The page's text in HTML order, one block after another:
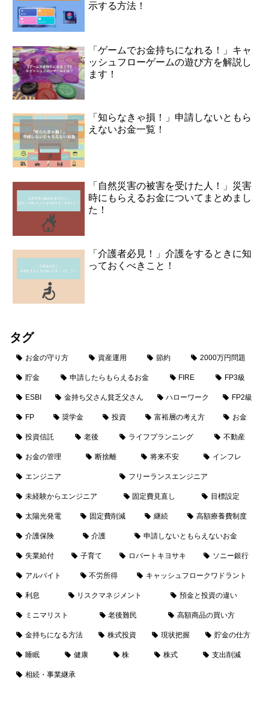
示する方法！
「ゲームでお金持ちになれる！」キャ
ッシュフローゲームの遊び方を解説し
ます！
「知らなきゃ損！」申請しないともら
えないお金一覧！
「自然災害の被害を受けた人！」災害
時にもらえるお金についてまとめまし
た！
「介護者必見！」介護をするときに知
っておくべきこと！
タグ
お金の守り方 資産運用 節約 2000万円問題
貯金 申請したらもらえるお金 FIRE FP3級
ESBI 金持ち父さん貧乏父さん ハローワーク FP2級
FP 奨学金 投資 富裕層の考え方 お金
投資信託 老後 ライフプランニング 不動産
お金の管理 断捨離 将来不安 インフレ
エンジニア フリーランスエンジニア
未経験からエンジニア 固定費見直し 目標設定
太陽光発電 固定費削減 継続 高額療養費制度
介護保険 介護 申請しないともらえないお金
失業給付 子育て ロバートキヨサキ ソニー銀行
アルバイト 不労所得 キャッシュフロークワドラント
利息 リスクマネジメント 預金と投資の違い
ミニマリスト 老後難民 高額商品の買い方
金持ちになる方法 株式投資 現状把握 貯金の仕方
睡眠 健康 株 株式 支出削減
相続・事業継承